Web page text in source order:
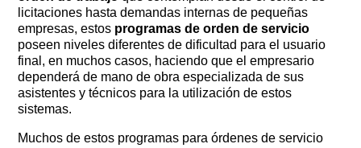
licitaciones hasta demandas internas de pequeñas
empresas, estos programas de orden de servicio
poseen niveles diferentes de dificultad para el usuario
final, en muchos casos, haciendo que el empresario
dependerá de mano de obra especializada de sus
asistentes y técnicos para la utilización de estos
sistemas.
Muchos de estos programas para órdenes de servicio